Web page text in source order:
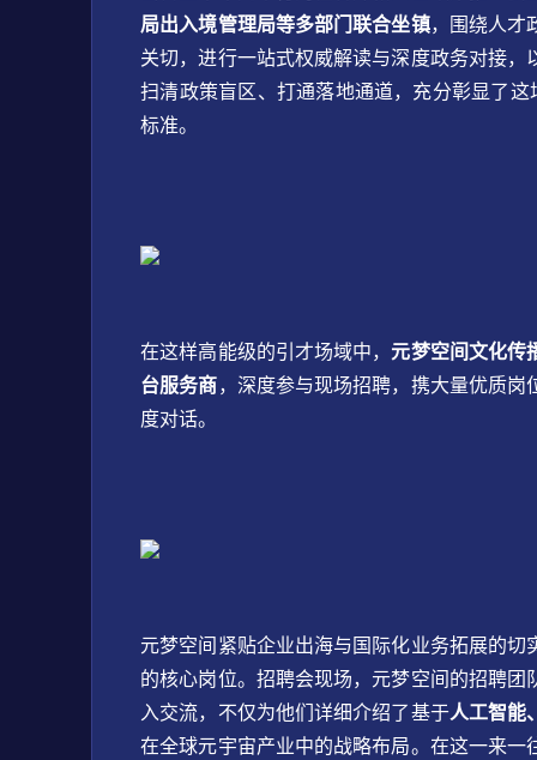
局出入境管理局等多部门联合坐镇，围绕人才
关切，进行一站式权威解读与深度政务对接
扫清政策盲区、打通落地通道，充分彰显了这
标准。
在这样高能级的引才场域中， 元梦空间文化传
台服务商，深度参与现场招聘，携大量优质
度对话。
元梦空间紧贴企业出海与国际化业务拓展的
的核心岗位。招聘会现场，元梦空间的招聘
入交流，不仅为他们详细介绍了基于人工智能
在全球元宇宙产业中的战略布局。在这一来